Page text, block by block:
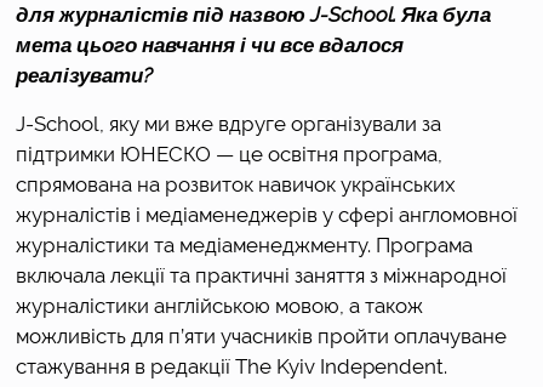
для журналістів під назвою J-School. Яка була
мета цього навчання і чи все вдалося
реалізувати?
J-School, яку ми вже вдруге організували за
підтримки ЮНЕСКО — це освітня програма,
спрямована на розвиток навичок українських
журналістів і медіаменеджерів у сфері англомовної
журналістики та медіаменеджменту. Програма
включала лекції та практичні заняття з міжнародної
журналістики англійською мовою, а також
можливість для п’яти учасників пройти оплачуване
стажування в редакції The Kyiv Independent.